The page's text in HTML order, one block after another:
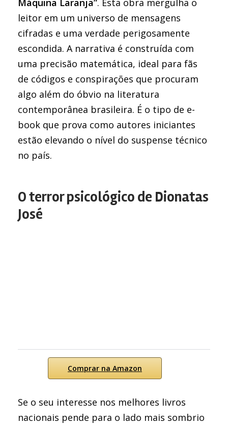
Máquina Laranja”. Esta obra mergulha o
leitor em um universo de mensagens
cifradas e uma verdade perigosamente
escondida. A narrativa é construída com
uma precisão matemática, ideal para fãs
de códigos e conspirações que procuram
algo além do óbvio na literatura
contemporânea brasileira. É o tipo de e-
book que prova como autores iniciantes
estão elevando o nível do suspense técnico
no país.
O terror psicológico de Dionatas
José
Comprar na Amazon
Se o seu interesse nos melhores livros
nacionais pende para o lado mais sombrio